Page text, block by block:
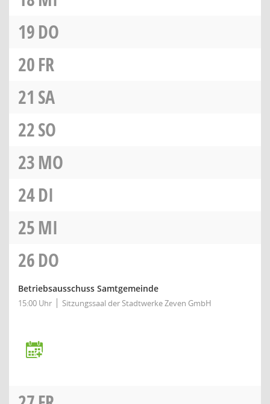
19DO
20FR
21 SA
22SO
23MO
24DI
25MI
26DO
Betriebsausschuss Samtgemeinde
15:00 Uhr Sitzungssaal der Stadtwerke Zeven GmbH